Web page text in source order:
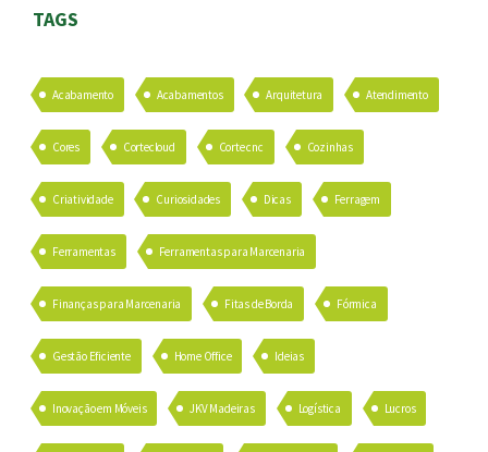
TAGS
Acabamento Acabamentos Arquitetura Atendimento
Cores Cortecloud Corte cnc Cozinhas
Criatividade Curiosidades Dicas Ferragem
Ferramentas Ferramentas para Marcenaria
Finanças para Marcenaria Fitas de Borda Fórmica
Gestão Eficiente Home Office Ideias
Inovação em Móveis JKV Madeiras Logística Lucros